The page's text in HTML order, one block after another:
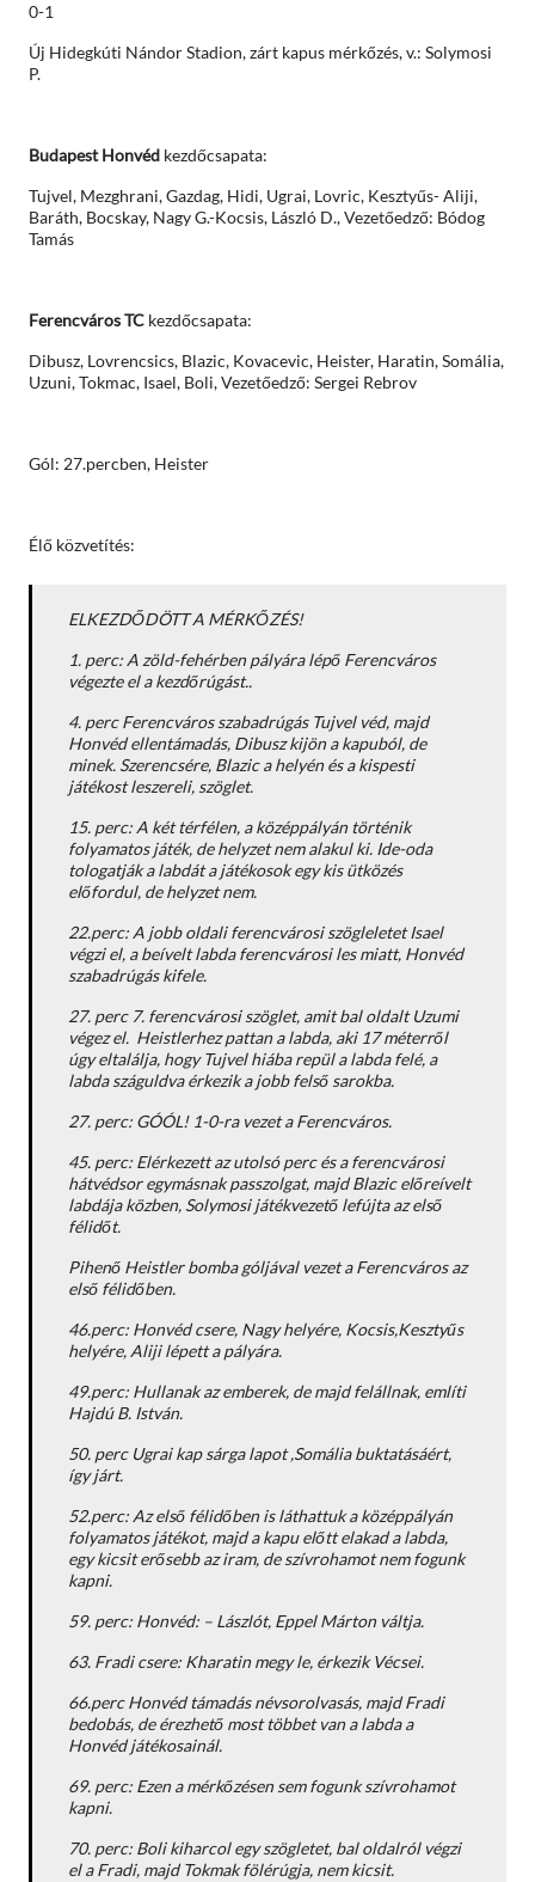
0-1
Új Hidegkúti Nándor Stadion, zárt kapus mérkőzés, v.: Solymosi
P.
Budapest Honvédkezdőcsapata:
Tujvel, Mezghrani, Gazdag, Hidi, Ugrai, Lovric, Kesztyűs- Aliji,
Baráth, Bocskay, Nagy G.-Kocsis, László D., Vezetőedző: Bódog
Tamás
Ferencváros TCkezdőcsapata:
Dibusz, Lovrencsics, Blazic, Kovacevic, Heister, Haratin, Somália,
Uzuni, Tokmac, Isael, Boli, Vezetőedző: Sergei Rebrov
Gól: 27.percben, Heister
Élő közvetítés:
ELKEZDŐDÖTT A MÉRKŐZÉS!
1. perc: A zöld-fehérben pályára lépő Ferencváros
végezte el a kezdőrúgást..
4. perc Ferencváros szabadrúgás Tujvel véd, majd
Honvéd ellentámadás, Dibusz kijön a kapuból, de
minek. Szerencsére, Blazic a helyén és a kispesti
játékost leszereli, szöglet.
15. perc: A két térfélen, a középpályán történik
folyamatos játék, de helyzet nem alakul ki. Ide-oda
tologatják a labdát a játékosok egy kis ütközés
előfordul, de helyzet nem.
22.perc: A jobb oldali ferencvárosi szögleletet Isael
végzi el, a beívelt labda ferencvárosi les miatt, Honvéd
szabadrúgás kifele.
27. perc 7. ferencvárosi szöglet, amit bal oldalt Uzumi
végez el. Heistlerhez pattan a labda, aki 17 méterről
úgy eltalálja, hogy Tujvel hiába repül a labda felé, a
labda száguldva érkezik a jobb felső sarokba.
27. perc: GÓÓL! 1-0-ra vezet a Ferencváros.
45. perc: Elérkezett az utolsó perc és a ferencvárosi
hátvédsor egymásnak passzolgat, majd Blazic előreívelt
labdája közben, Solymosi játékvezető lefújta az első
félidőt.
Pihenő Heistler bomba góljával vezet a Ferencváros az
első félidőben.
46.perc: Honvéd csere, Nagy helyére, Kocsis,Kesztyűs
helyére, Aliji lépett a pályára.
49.perc: Hullanak az emberek, de majd felállnak, említi
Hajdú B. István.
50. perc Ugrai kap sárga lapot ,Somália buktatásáért,
így járt.
52.perc: Az első félidőben is láthattuk a középpályán
folyamatos játékot, majd a kapu előtt elakad a labda,
egy kicsit erősebb az iram, de szívrohamot nem fogunk
kapni.
59. perc: Honvéd: – Lászlót, Eppel Márton váltja.
63. Fradi csere: Kharatin megy le, érkezik Vécsei.
66.perc Honvéd támadás névsorolvasás, majd Fradi
bedobás, de érezhető most többet van a labda a
Honvéd játékosainál.
69. perc: Ezen a mérkőzésen sem fogunk szívrohamot
kapni.
70. perc: Boli kiharcol egy szögletet, bal oldalról végzi
el a Fradi, majd Tokmak fölérúgja, nem kicsit.